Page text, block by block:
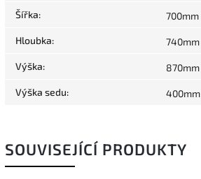
Šířka: 700mm
Hloubka: 740mm
Výška: 870mm
Výška sedu: 400mm
SOUVISEJÍCÍ PRODUKTY